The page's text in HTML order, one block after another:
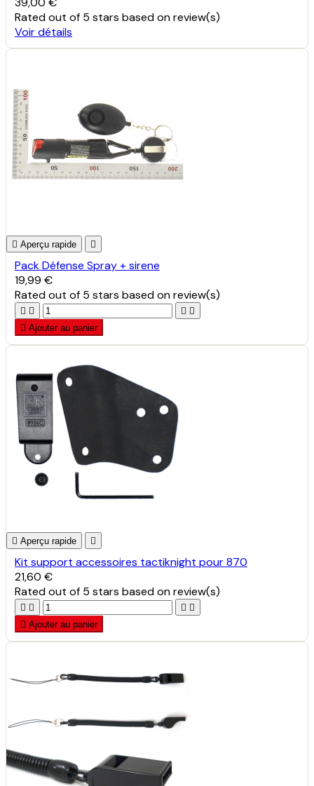
Ratedout of 5 stars based onreview(s)
Voir détails
 Aperçu rapide 
Pack Défense Spray + sirene
19,99 €
Ratedout of 5 stars based onreview(s)
   
 Ajouter au panier
 Aperçu rapide 
Kit support accessoires tactiknight pour 870
21,60 €
Ratedout of 5 stars based onreview(s)
   
 Ajouter au panier